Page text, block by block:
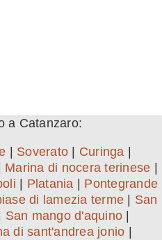
a Catanzaro:
Soverato Curinga
Marina di nocera terinese
Platania
Pontegrande
di lamezia terme
San
San mango d'aquino
di sant'andrea jonio